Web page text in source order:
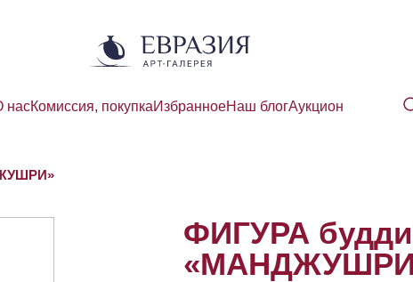
насКомиссия, покупкаИзбранноеНаш блогАукцион
ФИГУРА